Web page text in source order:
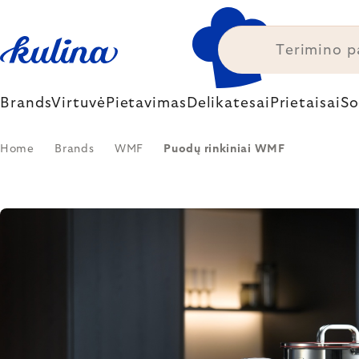
content
BrandsVirtuvė Pietavimas Delikatesai Prietaisai
Home Brands WMF Puodų rinkiniai WMF